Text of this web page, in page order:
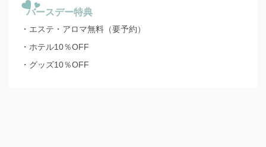
バースデー特典
・エステ・アロマ無料（要予約）
・ホテル10％OFF
・グッズ10％OFF